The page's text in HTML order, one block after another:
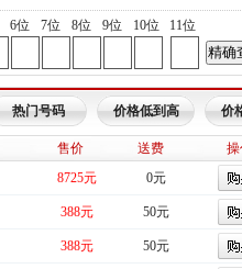
6位 7位 8位 9位 10位 11位
热门号码 价格低到高 价
售价 送费
8725元 0元
388元 50元
388元 50元